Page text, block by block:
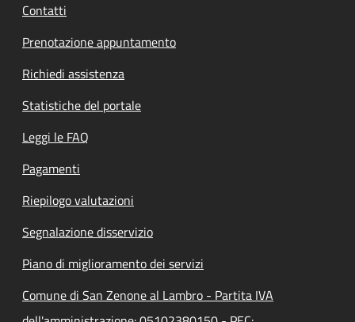
Contatti
Prenotazione appuntamento
Richiedi assistenza
Statistiche del portale
Leggi le FAQ
Pagamenti
Riepilogo valutazioni
Segnalazione disservizio
Piano di miglioramento dei servizi
Comune di San Zenone al Lambro - Partita IVA